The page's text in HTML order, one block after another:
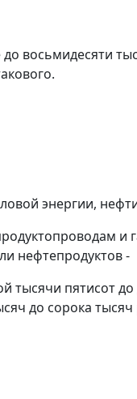
восьмидесяти
энергии,
и
нефтепродуктов -
пятисот
до сорока тысяч